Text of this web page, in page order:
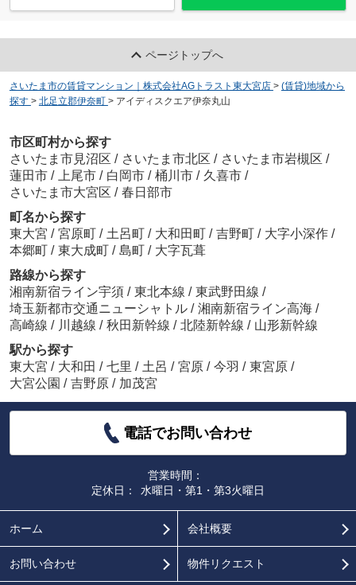
ページトップへ
さいたま市の賃貸マンション｜株式会社AGトラスト東大宮店 > (賃貸)地域から
探す > 北足立郡伊奈町 > アイディスクエア伊奈丸山
市区町村から探す
さいたま市見沼区 / さいたま市北区 / さいたま市岩槻区 /
蓮田市 / 上尾市 / 白岡市 / 桶川市 / 久喜市 /
さいたま市大宮区 / 春日部市
町名から探す
東大宮 / 宮原町 / 土呂町 / 大和田町 / 吉野町 / 大字小深作 /
本郷町 / 東大成町 / 島町 / 大字瓦葺
路線から探す
湘南新宿ライン宇須 / 東北本線 / 東武野田線 /
埼玉新都市交通ニューシャトル / 湘南新宿ライン高海 /
高崎線 / 川越線 / 秋田新幹線 / 北陸新幹線 / 山形新幹線
駅から探す
東大宮 / 大和田 / 七里 / 土呂 / 宮原 / 今羽 / 東宮原 /
大宮公園 / 吉野原 / 加茂宮
電話でお問い合わせ
営業時間：
定休日：
水曜日・第1・第3火曜日
ホーム 会社概要
お問い合わせ 物件リクエスト